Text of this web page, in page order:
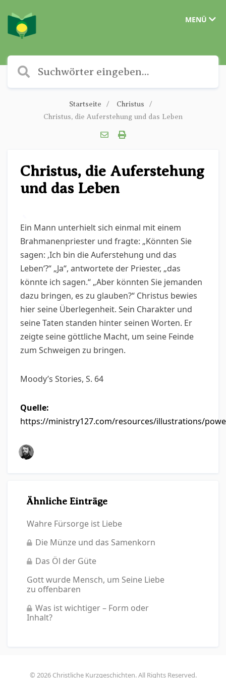
MENÜ
Startseite
Christus
Christus, die Auferstehung und das Leben
Christus, die Auferstehung
und das Leben
Ein Mann unterhielt sich einmal mit einem
Brahmanenpriester und fragte: „Könnten Sie
sagen: ‚Ich bin die Auferstehung und das
Leben‘?“ „Ja“, antwortete der Priester, „das
könnte ich sagen.“ „Aber könnten Sie jemanden
dazu bringen, es zu glauben?“ Christus bewies
hier seine Überlegenheit. Sein Charakter und
seine Taten standen hinter seinen Worten. Er
zeigte seine göttliche Macht, um seine Feinde
zum Schweigen zu bringen.
Moody’s Stories, S. 64
Quelle:
https://ministry127.com/resources/illustrations/
Ähnliche Einträge
Wahre Fürsorge ist Liebe
Die Münze und das Samenkorn
Das Öl der Güte
Gott wurde Mensch, um Seine Liebe
zu offenbaren
Was ist wichtiger – Form oder
Inhalt?
© 2026 Christliche Kurzgeschichten. All Rights Reserved.